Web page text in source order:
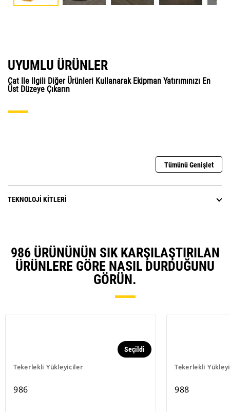
UYUMLU ÜRÜNLER
Cat Ile Ilgili Diğer Ürünleri Kullanarak Ekipman Yatırımınızı En
Üst Düzeye Çıkarın
Tümünü Genişlet
TEKNOLOJI KITLERI
986 ÜRÜNÜNÜN SIK KARŞILAŞTIRILAN
ÜRÜNLERE GÖRE NASIL DURDUĞUNU
GÖRÜN.
Tekerlekli Yükleyiciler
Seçildi
986
Tekerlekli
988